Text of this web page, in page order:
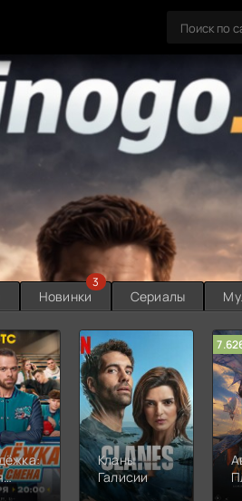
Новинки
3
Сериалы
Кланы
Галисии